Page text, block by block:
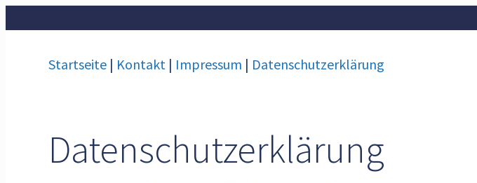
Startseite | Kontakt | Impressum | Datenschutzerklärung
Datenschutz­erklärung